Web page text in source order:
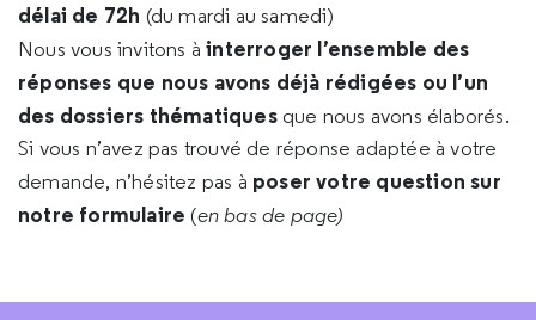
délai de 72h (du mardi au samedi)
Nous vous invitons àinterroger l’ensemble des
réponses que nous avons déjà rédigées ou l’un
des dossiers thématiques que nous avons élaborés.
Si vous n’avez pas trouvé de réponse adaptée à votre
demande, n’hésitez pas à poser votre question sur
notre formulaire (en bas de page)